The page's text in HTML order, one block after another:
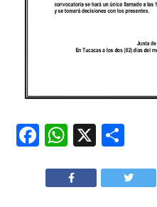
Facebook
WhatsApp
X